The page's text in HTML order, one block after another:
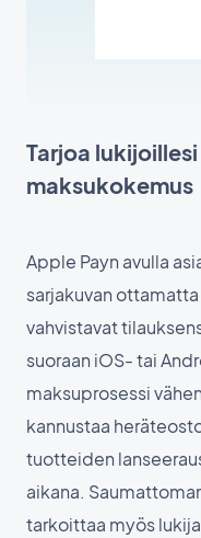
Tarjoa
maksukokemus
Apple Payn avulla
sarjakuvan
vahvistavat
suoraan iOS- tai
maksuprosessi
kannustaa
tuotteiden
aikana.
tarkoittaa myös